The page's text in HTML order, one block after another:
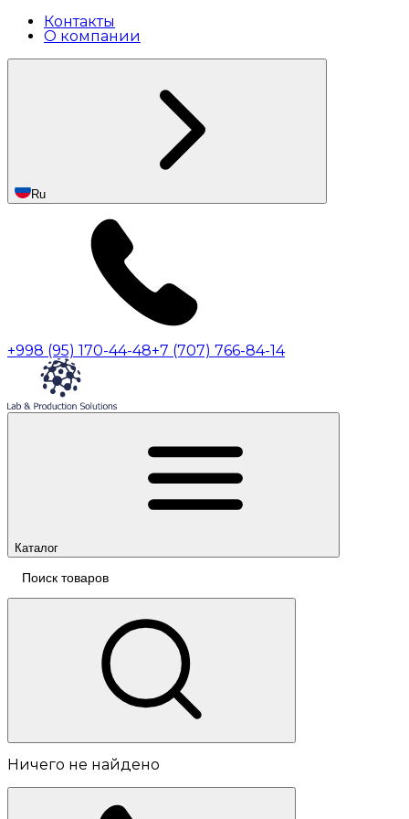
Контакты
О компании
Ru
+998 (95) 170-44-48+7 (707) 766-84-14
Каталог
Ничего не найдено